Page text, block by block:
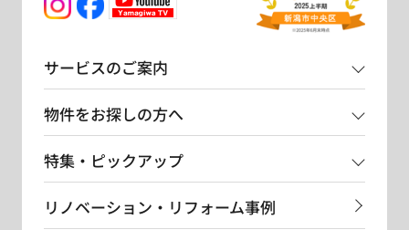
サービスのご案内
物件をお探しの方へ
特集・ピックアップ
リノベーション・リフォーム事例